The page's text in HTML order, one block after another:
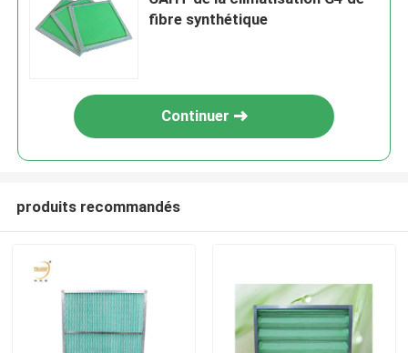
fibre synthétique
Continuer
produits recommandés